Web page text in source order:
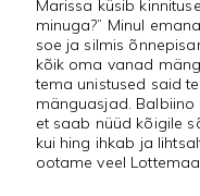
Marissa küsib
minuga?” Minul
soe ja silmis
kõik oma vanad
tema unistused said
mänguasjad. Balbiino
et saab nüüd kõigile
kui hing ihkab ja
ootame veel